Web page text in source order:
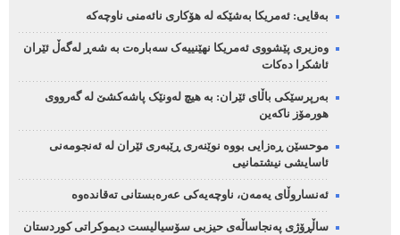
بەقایی: ئەمریکا بەشێکە لە هۆکاری نائەمنی ناوچەکە
وەزیری پێشووی ئەمریکا نهێنییەک سەبارەت بە شەڕ لەگەڵ ئێران
ئاشکرا دەکات
بەرپرسێکی باڵای ئێران: بە هیچ لەونێک پاشەکشێ لە گەرووی
هورمۆز ناکەین
موحسێن ڕەزایی بووە نوێنەری ڕێبەری ئێران لە ئەنجومەنی
ئاسایشی نیشتمانیی
ئەنساروڵای یەمەن، ناوچەیەکی عەرەبستانی تەقاندەوە
ساڵڕۆژی پەنجاساڵەی حیزبی سۆسیالیست دیموکراتی کوردستان